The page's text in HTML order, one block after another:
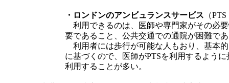
・ロンドンのアンビュランスサービス （
利用できるのは、医師や専門家がその必
要であること、公共交通での通院が困難で
利用者には歩行が可能な人もおり、基本
に基づくので、医師がPTSを利用するよう
利用することが多い。